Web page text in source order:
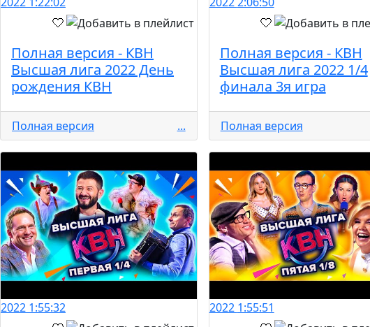
Полная версия - КВН
Высшая лига 2022 День
рождения КВН
Полная версия ...
Полная версия - КВН
Высшая лига 2022 1/4
финала 3я игра
Полная версия
2022 1:55:32 2022 1:55:51